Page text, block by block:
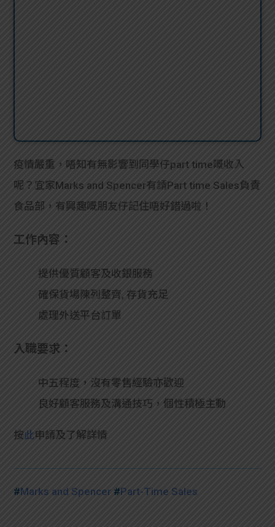
疫情嚴重，唔知有無影響到同學仔part time嘅收入
呢？宜家Marks and Spencer有請Part time Sales負責
食品部，有興趣嘅朋友仔記住唔好錯過啦！
工作內容：
提供優質顧客及收銀服務
確保貨場陳列整齊, 存貨充足
處理外送平台訂單
入職要求：
中五程度，沒有零售經驗亦歡迎
良好顧客服務及溝通技巧，個性積極主動
按此申請及了解詳情
#Marks and Spencer #Part-Time Sales